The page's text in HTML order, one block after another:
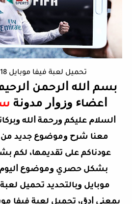
تحميل لعبة فيفا موبايل 18 على الأندرويد
ﺑﺴﻢ ﺍﻟﻠﻪ ﺍﻟﺮﺣﻤﻦ
ﺍﻋﻀﺎﺀ ﻭﺯﻭﺍﺭ ﻣﺪﻭﻧﺔ
ﺍﻟﺴﻼﻡ ﻋﻠﻴﻜﻢ ﻭﺭﺣﻤﺔ ﺍﻟﻠﻪ
ﻣﻌﻨﺎ ﺷﺮﺡ ﻭﻣﻮﺿﻮﻉ ﺟﺪﻳﺪ ﻣﻦ
ﻋﻮﺩﻧﺎﻛﻢ ﻋﻠﻰ ﺗﻘﺪﻳﻤﻬﺎ، ﻟﻜﻢ
ﺑﺸﻜﻞ ﺣﺼﺮي ﻭﻣﻮﺿﻮﻉ ﺍﻟﻴﻮﻡ
ﺑﻤﻌﻨﻰ ﺍﺩﻕ، تحميل لعبة فيفا موبايل 18 على